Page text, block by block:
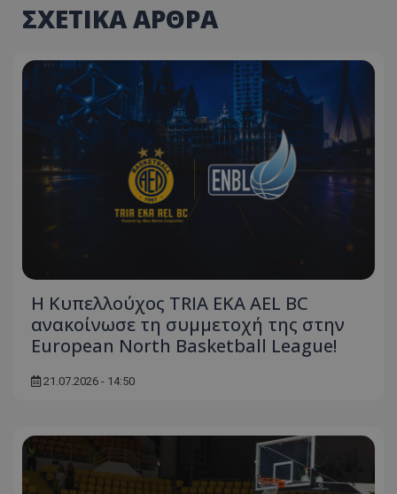
ΣΧΕΤΙΚΑ ΑΡΘΡΑ
Η Κυπελλούχος TRIA EKA AEL BC
ανακοίνωσε τη συμμετοχή της στην
European North Basketball League!
21.07.2026 - 14:50